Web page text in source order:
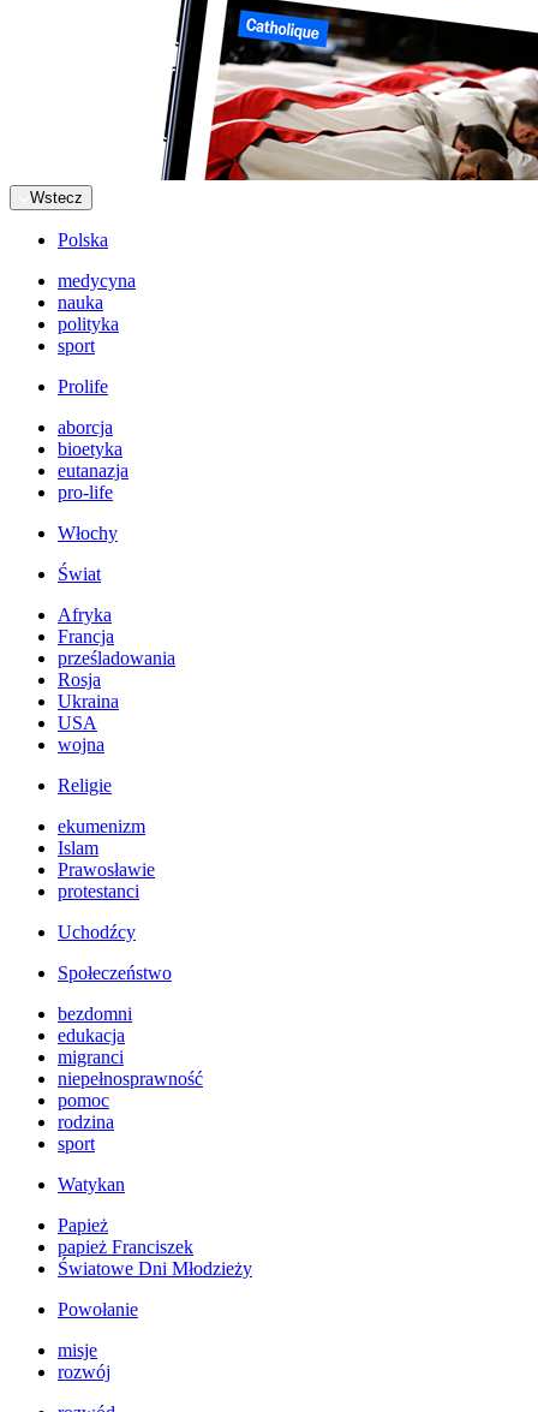
Wstecz
Polska
medycyna
nauka
polityka
sport
Prolife
aborcja
bioetyka
eutanazja
pro-life
Włochy
Świat
Afryka
Francja
prześladowania
Rosja
Ukraina
USA
wojna
Religie
ekumenizm
Islam
Prawosławie
protestanci
Uchodźcy
Społeczeństwo
bezdomni
edukacja
migranci
niepełnosprawność
pomoc
rodzina
sport
Watykan
Papież
papież Franciszek
Światowe Dni Młodzieży
Powołanie
misje
rozwój